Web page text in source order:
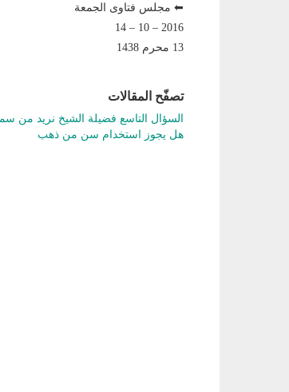
⬅ مجلس فتاوى الجمعة
2016 – 10 – 14
13 محرم 1438
تصفّح المقالات
السؤال التاسع فضيلة الشيخ نريد من
هل يجوز استخدام سن من ذهب